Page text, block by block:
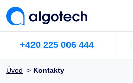
+420 225 006 444
Úvod > Kontakty